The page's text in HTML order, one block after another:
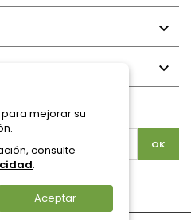


mejorar su
consulte
.
Aceptar
YouTubePinterestInstagram